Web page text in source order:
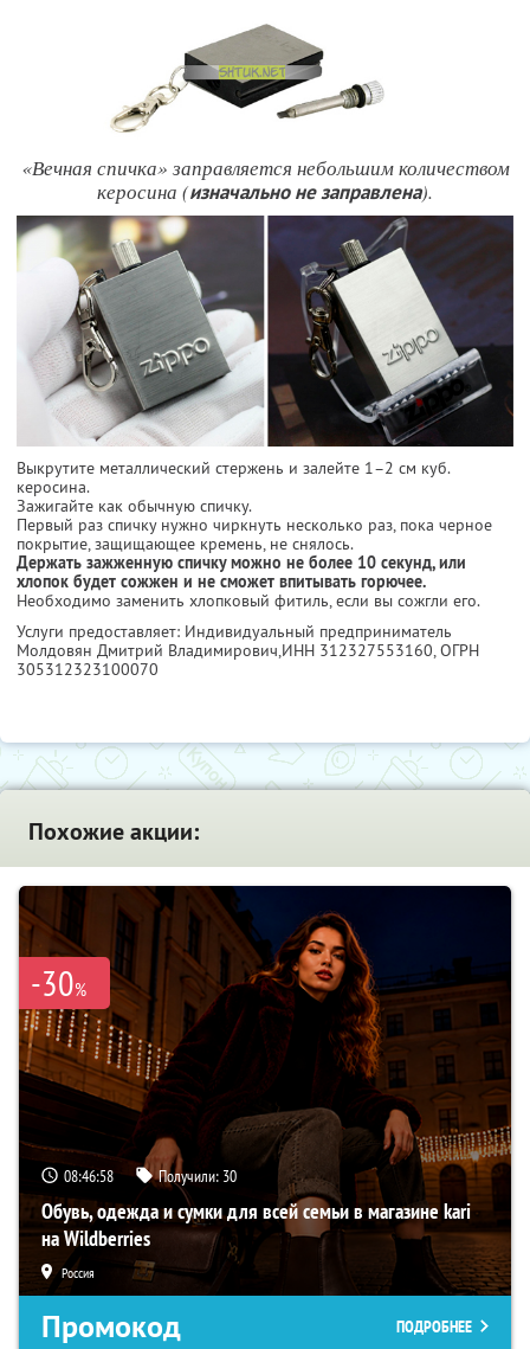
«Вечная спичка» заправляется небольшим количеством
керосина (изначально не заправлена).
Выкрутите металлический стержень и залейте 1–2 см куб.
керосина.
Зажигайте как обычную спичку.
Первый раз спичку нужно чиркнуть несколько раз, пока черное
покрытие, защищающее кремень, не снялось.
Держать зажженную спичку можно не более 10 секунд, или
хлопок будет сожжен и не сможет впитывать горючее.
Необходимо заменить хлопковый фитиль, если вы сожгли его.
Услуги предоставляет: Индивидуальный предприниматель
Молдовян Дмитрий Владимирович,ИНН 312327553160, ОГРН
305312323100070
Похожие акции:
-30%
08:46:57 Получили: 30
Обувь, одежда и сумки для всей семьи в магазине kari
на Wildberries
Россия
Промокод ПОДРОБНЕЕ